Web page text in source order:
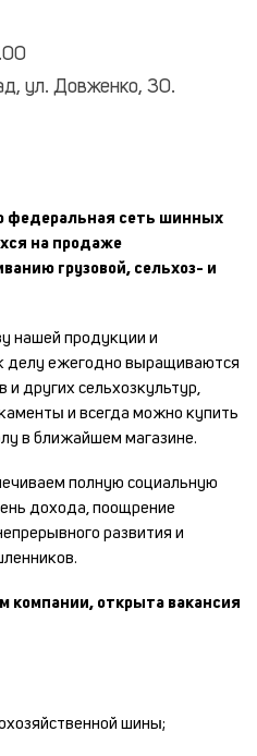
ул. Довженко, 30.
сеть шинных
на продаже
грузовой, сельхоз- и
нашей продукции и
делу ежегодно выращиваются
других сельхозкультур,
и всегда можно купить
в ближайшем магазине.
полную социальную
дохода, поощрение
развития и
компании, открыта вакансия
шины;